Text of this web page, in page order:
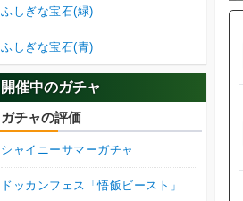
ふしぎな宝石(緑)
ふしぎな宝石(青)
開催中のガチャ
ガチャの評価
シャイニーサマーガチャ
ドッカンフェス「悟飯ビースト」